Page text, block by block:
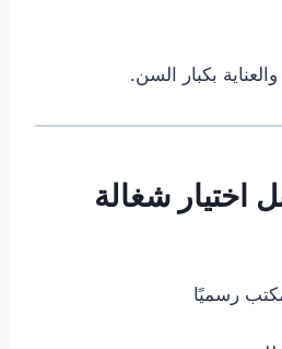
بكبار السن.
اختيار شغالة
رسميًا